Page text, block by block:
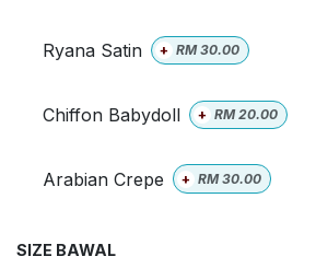
Ryana Satin + RM30.00
Chiffon Babydoll + RM20.00
Arabian Crepe + RM30.00
SIZE BAWAL